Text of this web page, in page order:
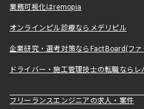
業務可視化はremopia
オンラインピル診療ならメデリピル
企業研究・選考対策ならFactBoard(ファ
ドライバー・施工管理技士の転職ならレ
フリーランスエンジニアの求人・案件